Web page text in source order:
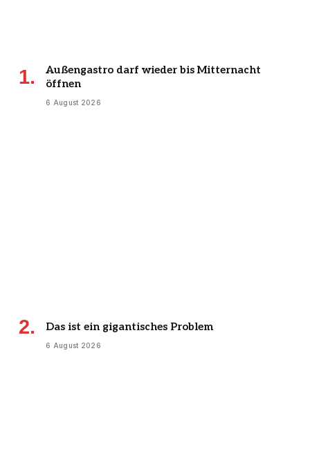
Außengastro darf wieder bis Mitternacht
öffnen
6 August 2026
Das ist ein gigantisches Problem
6 August 2026